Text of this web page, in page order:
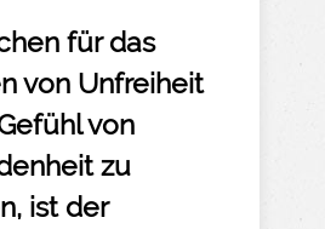
für das
von Unfreiheit
von
zu
ist der